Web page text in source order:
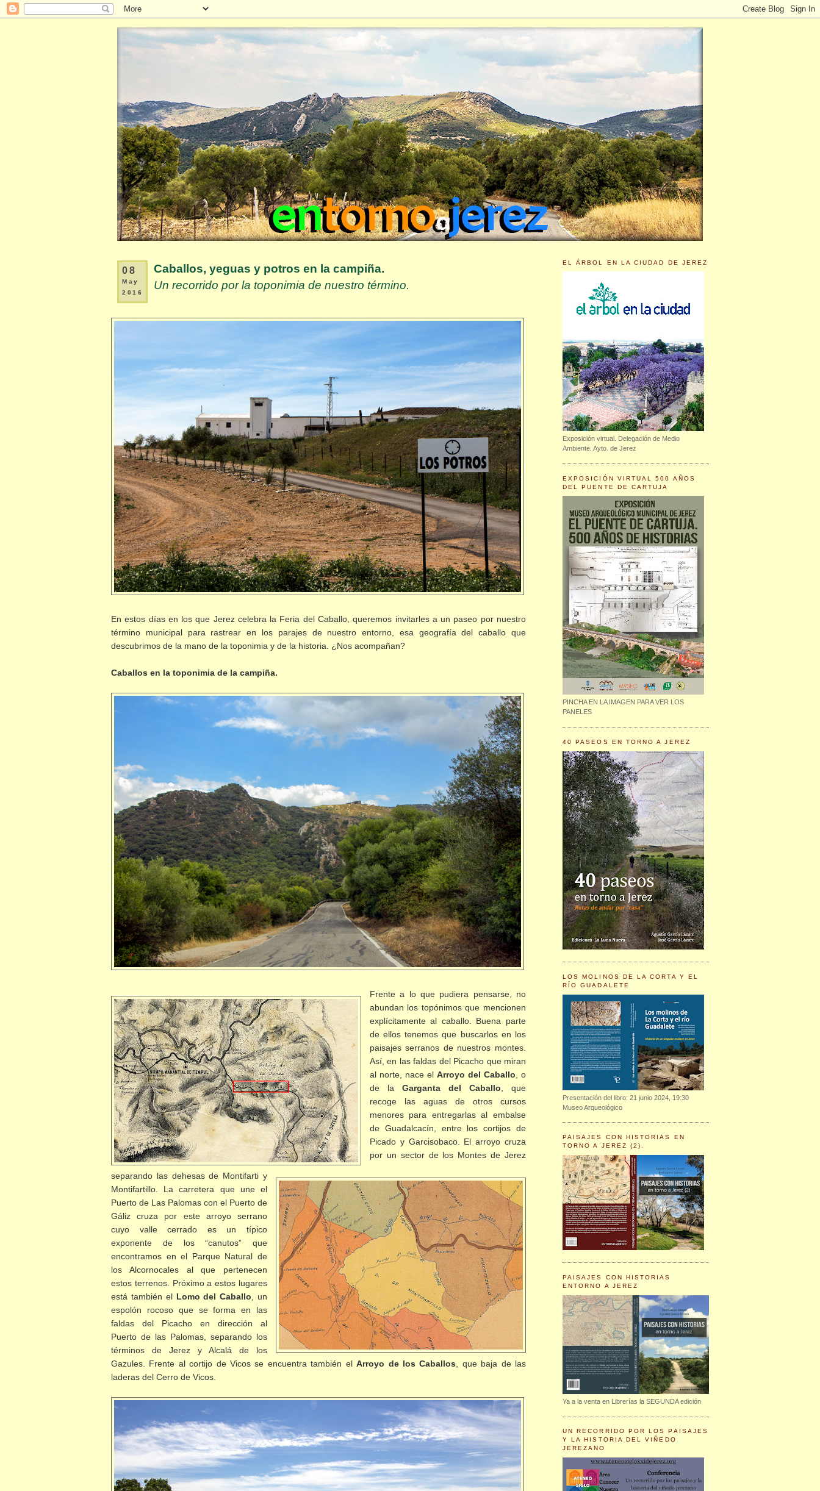
08
May
2016
Caballos, yeguas y potros en la campiña.
Un recorrido por la toponimia de nuestro término.
En estos días en los que Jerez celebra la Feria del Caballo, queremos invitarles a un paseo por nuestro
término municipal para rastrear en los parajes de nuestro entorno, esa geografía del caballo que
descubrimos de la mano de la toponimia y de la historia. ¿Nos acompañan?
Caballos en la toponimia de la campiña.
Frente a lo que pudiera pensarse, no
abundan los topónimos que mencionen
explícitamente al caballo. Buena parte
de ellos tenemos que buscarlos en los
paisajes serranos de nuestros montes.
Así, en las faldas del Picacho que miran
al norte, nace el Arroyo del Caballo , o
de la Garganta del Caballo , que
recoge las aguas de otros cursos
menores para entregarlas al embalse
de Guadalcacín, entre los cortijos de
Picado y Garcisobaco. El arroyo cruza
por un sector de los Montes de Jerez
separando las dehesas de Montifarti y
Montifartillo. La carretera que une el
Puerto de Las Palomas con el Puerto de
Gáliz cruza por este arroyo serrano
cuyo valle cerrado es un típico
exponente de los “canutos” que
encontramos en el Parque Natural de
los Alcornocales al que pertenecen
estos terrenos. Próximo a estos lugares
está también el Lomo del Caballo , un
espolón rocoso que se forma en las
faldas del Picacho en dirección al
Puerto de las Palomas, separando los
términos de Jerez y Alcalá de los
Gazules. Frente al cortijo de Vicos se encuentra también elArroyo de los Caballos , que baja de las
laderas del Cerro de Vicos.
EL ÁRBOL EN LA CIUDAD DE JEREZ
Exposición virtual. Delegación de Medio
Ambiente. Ayto. de Jerez
EXPOSICIÓN VIRTUAL 500 AÑOS
DEL PUENTE DE CARTUJA
PINCHA EN LA IMAGEN PARA VER LOS
PANELES
40 PASEOS EN TORNO A JEREZ
LOS MOLINOS DE LA CORTA Y EL
RÍO GUADALETE
Presentación del libro: 21 junio 2024, 19:30
Museo Arqueológico
PAISAJES CON HISTORIAS EN
TORNO A JEREZ (2).
PAISAJES CON HISTORIAS
ENTORNO A JEREZ
Ya a la venta en Librerías la SEGUNDA edición
UN RECORRIDO POR LOS PAISAJES
Y LA HISTORIA DEL VIÑEDO
JEREZANO